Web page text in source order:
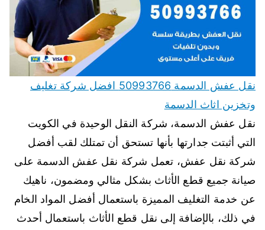
نقل عفش الدسمة 50993766 افضل شركة تغليف
وتخزين اثاث الدسمة
نقل عفش الدسمة، شركة النقل الوحيدة في الكويت
التي أثبتت جدارتها بأنها تستحق أن تمتلك لقب أفضل
شركة نقل عفش، تعمل شركة نقل عفش الدسمة على
صيانة جميع قطع الأثاث بشكل مثالي ومضمون، ناهيك
عن خدمة التغليف المميزة باستعمال أفضل المواد الخام
في ذلك، بالإضافة إلى نقل قطع الأثاث باستعمال أحدث